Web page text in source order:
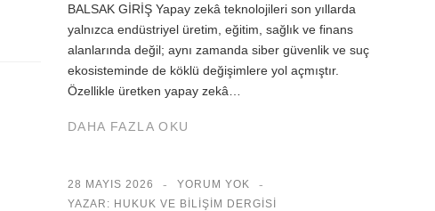
BALSAK GİRİŞ Yapay zekâ teknolojileri son yıllarda
yalnızca endüstriyel üretim, eğitim, sağlık ve finans
alanlarında değil; aynı zamanda siber güvenlik ve suç
ekosisteminde de köklü değişimlere yol açmıştır.
Özellikle üretken yapay zekâ…
DAHA FAZLA OKU
28 MAYIS 2026
YORUM YOK
YAZAR: HUKUK VE BILIŞIM DERGISI